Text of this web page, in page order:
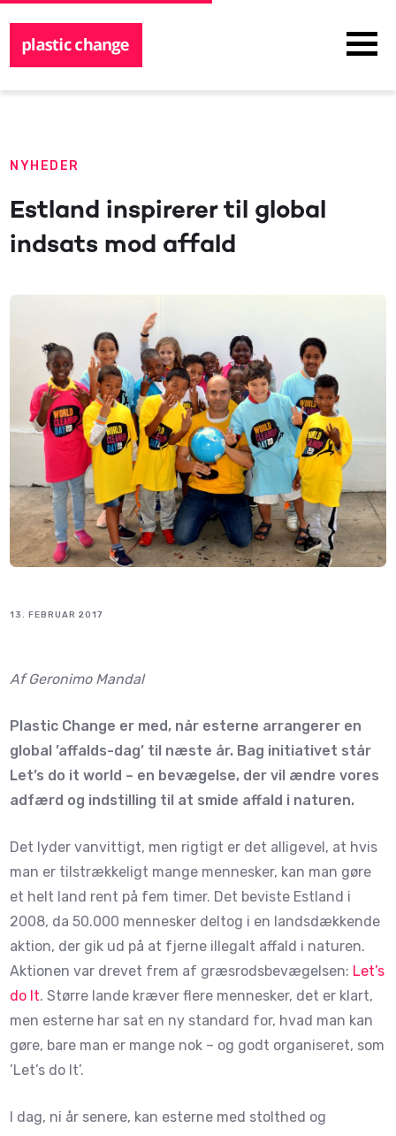
NYHEDER
Estland inspirerer til global
indsats mod affald
13. FEBRUAR 2017
Af Geronimo Mandal
Plastic Change er med, når esterne arrangerer en
global ’affalds-dag’ til næste år. Bag initiativet står
Let’s do it world – en bevægelse, der vil ændre vores
adfærd og indstilling til at smide affald i naturen.
Det lyder vanvittigt, men rigtigt er det alligevel, at hvis
man er tilstrækkeligt mange mennesker, kan man gøre
et helt land rent på fem timer. Det beviste Estland i
2008, da 50.000 mennesker deltog i en landsdækkende
aktion, der gik ud på at fjerne illegalt affald i naturen.
Aktionen var drevet frem af græsrodsbevægelsen: Let’s
do It. Større lande kræver flere mennesker, det er klart,
men esterne har sat en ny standard for, hvad man kan
gøre, bare man er mange nok – og godt organiseret, som
’Let’s do It’.
I dag, ni år senere, kan esterne med stolthed og